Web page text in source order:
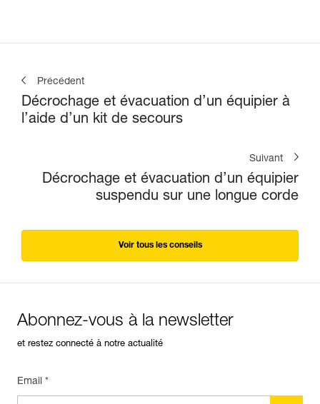
Précédent
Décrochage et évacuation d’un équipier à
l’aide d’un kit de secours
Suivant
Décrochage et évacuation d’un équipier
suspendu sur une longue corde
Voir tous les conseils
Abonnez-vous à la newsletter
et restez connecté à notre actualité
Email *